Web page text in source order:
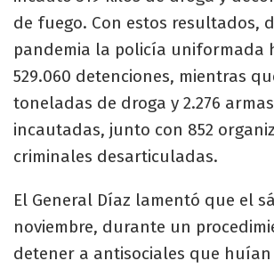
de fuego. Con estos resultados,
pandemia la policía uniformada
529.060 detenciones, mientras
toneladas de droga y 2.276
incautadas, junto con 852
criminales desarticuladas.​​
El General Díaz lamentó que el
noviembre, durante un
detener a antisociales que